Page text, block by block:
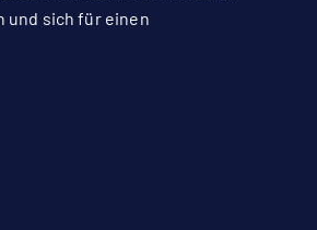
und sich für einen